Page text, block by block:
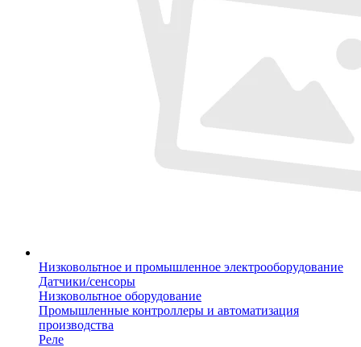
Низковольтное и промышленное электрооборудование
Датчики/сенсоры
Низковольтное оборудование
Промышленные контроллеры и автоматизация
производства
Реле